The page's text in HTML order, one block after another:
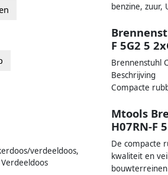
benzine, zuur,
F 5G2 5
Brennenstuhl
Beschrijving
Compacte
Mtools
H07RN-F
De compacte
kwaliteit en
verdeeldoos,